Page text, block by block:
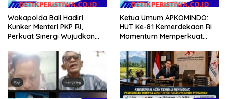
Wakapolda Bali Hadiri
Kunker Menteri PKP RI,
Perkuat Sinergi Wujudkan
Masyarakat
Ketua Umum APKOMINDO:
HUT Ke-81 Kemerdekaan RI
Momentum Memperkuat
Teknologi, dan Kepastian
Hukum Menuju Indonesia
Emas 2045